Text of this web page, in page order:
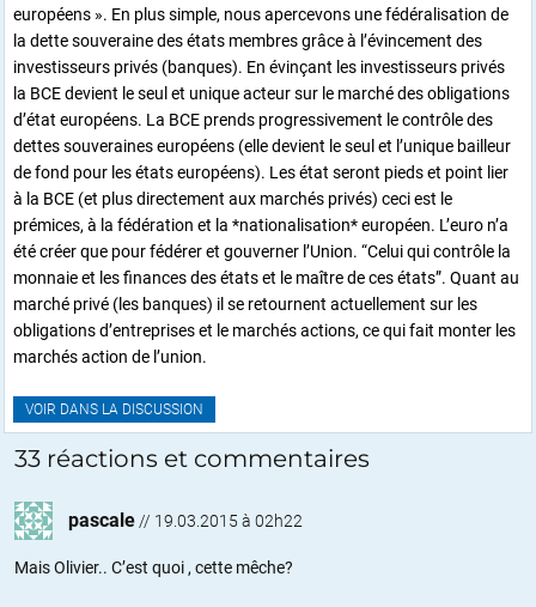
européens ». En plus simple, nous apercevons une fédéralisation de
la dette souveraine des états membres grâce à l’évincement des
investisseurs privés (banques). En évinçant les investisseurs privés
la BCE devient le seul et unique acteur sur le marché des obligations
d’état européens. La BCE prends progressivement le contrôle des
dettes souveraines européens (elle devient le seul et l’unique bailleur
de fond pour les états européens). Les état seront pieds et point lier
à la BCE (et plus directement aux marchés privés) ceci est le
prémices, à la fédération et la *nationalisation* européen. L’euro n’a
été créer que pour fédérer et gouverner l’Union. “Celui qui contrôle la
monnaie et les finances des états et le maître de ces états”. Quant au
marché privé (les banques) il se retournent actuellement sur les
obligations d’entreprises et le marchés actions, ce qui fait monter les
marchés action de l’union.
VOIR DANS LA DISCUSSION
33 réactions et commentaires
pascale // 19.03.2015 à 02h22
Mais Olivier.. C’est quoi , cette mêche?